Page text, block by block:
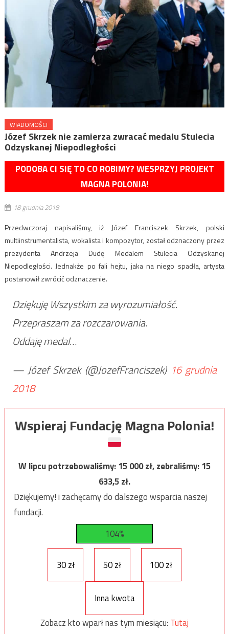
WIADOMOŚCI
Józef Skrzek nie zamierza zwracać medalu Stulecia
Odzyskanej Niepodległości
PODOBA CI SIĘ TO CO ROBIMY? WESPRZYJ PROJEKT
MAGNA POLONIA!
18 grudnia 2018
Przedwczoraj napisaliśmy, iż Józef Franciszek Skrzek, polski
multiinstrumentalista, wokalista i kompozytor, został odznaczony przez
prezydenta Andrzeja Dudę Medalem Stulecia Odzyskanej
Niepodległości. Jednakże po fali hejtu, jaka na niego spadła, artysta
postanowił zwrócić odznaczenie.
Dziękuję Wszystkim za wyrozumiałość.
Przepraszam za rozczarowania.
Oddaję medal…
— Józef Skrzek (@JozefFranciszek) 16 grudnia
2018
Wspieraj Fundację Magna Polonia!
W lipcu potrzebowaliśmy:15 000zł, zebraliśmy:15
633,5zł.
Dziękujemy! i zachęcamy do dalszego wsparcia naszej
fundacji.
104%
30 zł 50 zł 100 zł
Inna kwota
Zobacz kto wparł nas tym miesiącu: Tutaj